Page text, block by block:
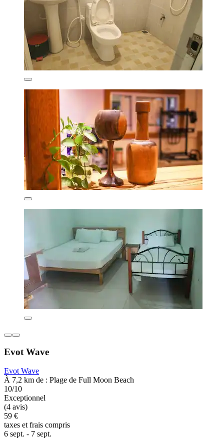
Evot Wave
Evot Wave
À 7,2 km de : Plage de Full Moon Beach
10/10
Exceptionnel
(4 avis)
59 €
taxes et frais compris
6 sept. - 7 sept.